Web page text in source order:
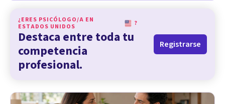
¿ERES PSICÓLOGO/A EN
ESTADOS UNIDOS
?
Destaca entre toda tu
competencia
profesional.
Registrarse